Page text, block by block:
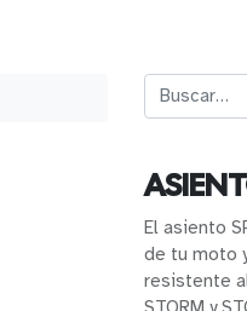
El asiento
de tu moto
resistente